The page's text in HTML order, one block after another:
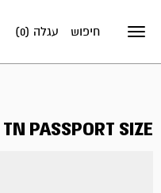
Toggle
עגלה (0) חיפוש
TN PASSPORT SIZE